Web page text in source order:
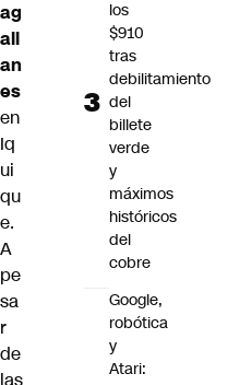
ag
all
an
es
en
Iq
ui
qu
e.
A
pe
sa
r
de
las
los
$910
tras
debilitamiento
del
billete
verde
y
máximos
históricos
del
cobre
Google,
robótica
y
Atari: